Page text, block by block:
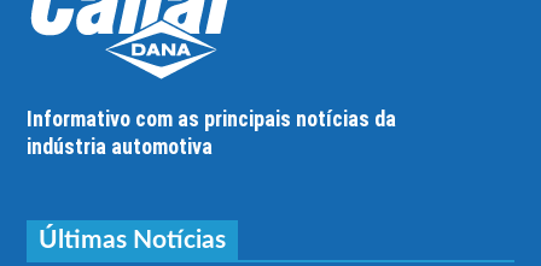
Informativo com as principais notícias da
indústria automotiva
Últimas Notícias